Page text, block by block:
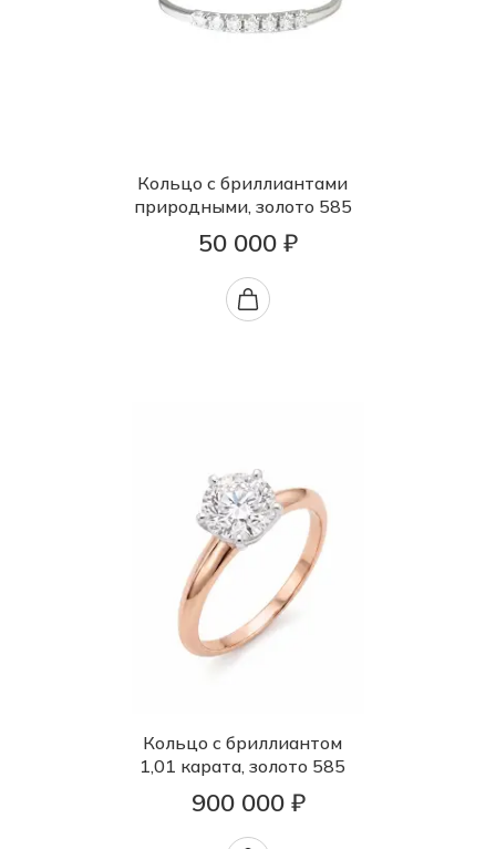
Кольцо с бриллиантами
природными, золото 585
50 000 ₽
Кольцо с бриллиантом
1,01 карата, золото 585
900 000 ₽